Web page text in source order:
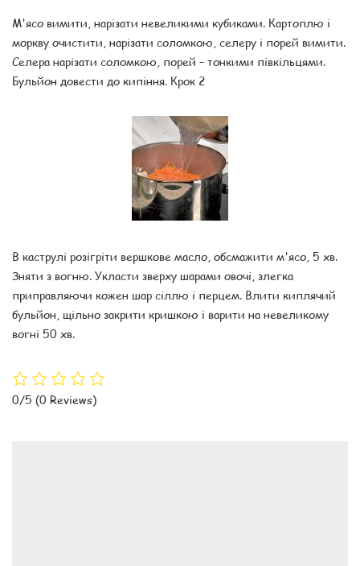
М'ясо вимити, нарізати невеликими кубиками. Картоплю і
моркву очистити, нарізати соломкою, селеру і порей вимити.
Селера нарізати соломкою, порей – тонкими півкільцями.
Бульйон довести до кипіння. Крок 2
В каструлі розігріти вершкове масло, обсмажити м'ясо, 5 хв.
Зняти з вогню. Укласти зверху шарами овочі, злегка
приправляючи кожен шар сіллю і перцем. Влити киплячий
бульйон, щільно закрити кришкою і варити на невеликому
вогні 50 хв.
0/5 (0 Reviews)